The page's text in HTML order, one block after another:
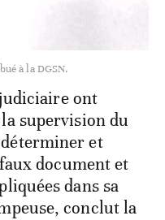
à la DGSN.
ont
supervision du
et
document et
dans sa
conclut la